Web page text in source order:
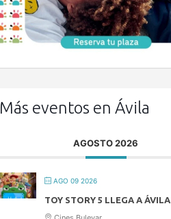
Más eventos en Ávila
AGOSTO 2026
AGO 09 2026
TOY STORY 5 LLEGA A ÁVILA